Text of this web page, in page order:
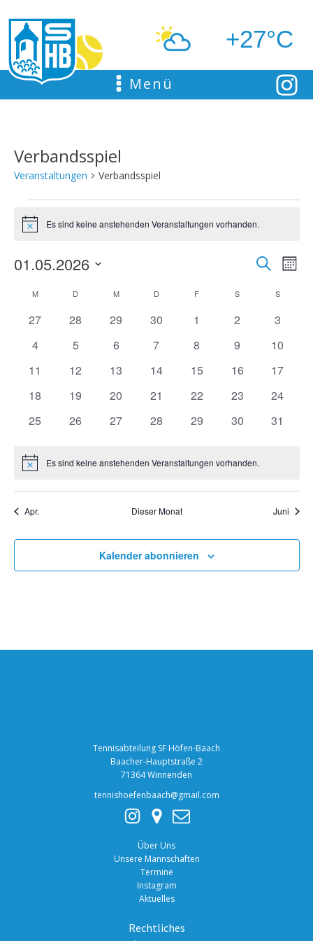
+27°C
Menü
Verbandsspiel
Veranstaltungen Verbandsspiel
Veranstaltungen
HinweisEs sind keine anstehenden Veranstaltungen vorhanden.
Suche
und
Suche
01.05.2026
wählen.
Kalender
von
Veranstaltungen
M D DIENSTAGMMITTWOCH
DDONNERSTAG
F S SAMSTAGS
0
27
0
28
0
29
0
30
0
1
0
2
0
3
0
4
0
5
0
6
0
7
0
8
0
9
0
10
0
11
0
12
0
13
0
14
0
15
0
16
0
17
0
18
0
19
0
20
0
21
0
22
0
23
0
24
0
25
0
26
0
27
0
28
0
29
0
30
0
31
HinweisEs sind keine anstehenden Veranstaltungen vorhanden.
Apr. Dieser Monat Juni
Kalender abonnieren
Tennisabteilung SF Höfen-Baach
Baacher-Hauptstraße 2
71364 Winnenden
tennishoefenbaach@gmail.com
Über Uns
Unsere Mannschaften
Termine
Instagram
Aktuelles
Rechtliches